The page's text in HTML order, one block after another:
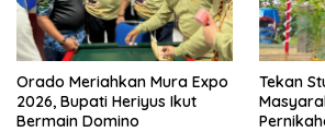
Orado Meriahkan Mura Expo
2026, Bupati Heriyus Ikut
Bermain Domino
Tekan